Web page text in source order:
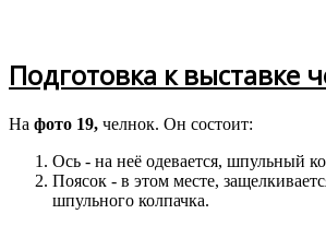
Подготовка к выставке
На фото 19, челнок. Он состоит:
Ось - на неё одевается, шпульный
Поясок - в этом месте,
шпульного колпачка.